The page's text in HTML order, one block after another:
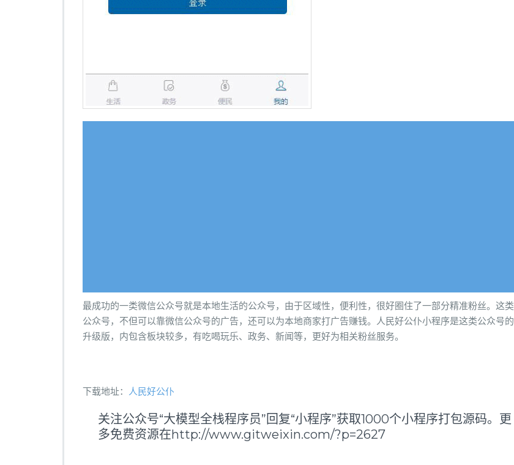
最成功的一类微信公众号就是本地生活的公众号，由于区域性，便利性，很好圈住了一部分精准粉丝。这类
公众号，不但可以靠微信公众号的广告，还可以为本地商家打广告赚钱。人民好公仆小程序是这类公众号的
升级版，内包含板块较多，有吃喝玩乐、政务、新闻等，更好为相关粉丝服务。
下载地址： 人民好公仆
关注公众号“大模型全栈程序员”回复“小程序”获取1000个小程序打包源码。更
多免费资源在http://www.gitweixin.com/?p=2627